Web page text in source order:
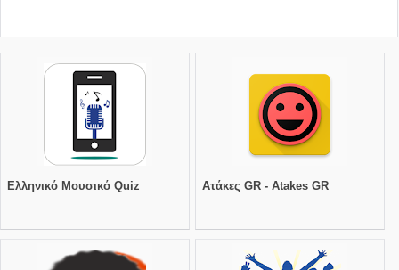
Ελληνικό Μουσικό Quiz Ατάκες GR - Atakes GR